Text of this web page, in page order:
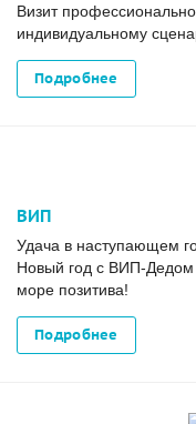
Визит
индивидуальному
Подробнее
ВИП
Удача в наступающем
Новый год с ВИП-
море позитива!
Подробнее